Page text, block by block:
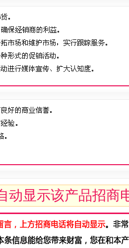
动显示该产品招商